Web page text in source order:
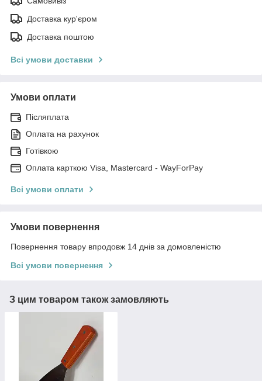
Доставка кур'єром
Доставка поштою
Всі умови доставки
Умови оплати
Післяплата
Оплата на рахунок
Готівкою
Оплата карткою Visa, Mastercard - WayForPay
Всі умови оплати
Умови повернення
Повернення товару впродовж 14 днів за домовленістю
Всі умови повернення
З цим товаром також замовляють